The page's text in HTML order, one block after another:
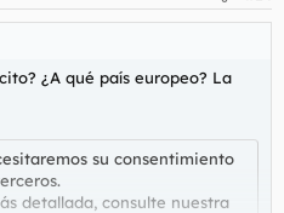
¿A qué país europeo? La
su consentimiento
detallada, consulte nuestra